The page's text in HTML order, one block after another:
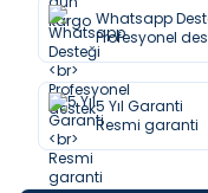
Whatsapp
Profesyonel
5 Yıl Garanti
Resmi garanti